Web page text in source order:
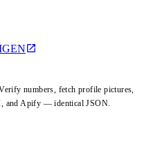
numbers, fetch profile pictures,
and Apify — identical JSON.